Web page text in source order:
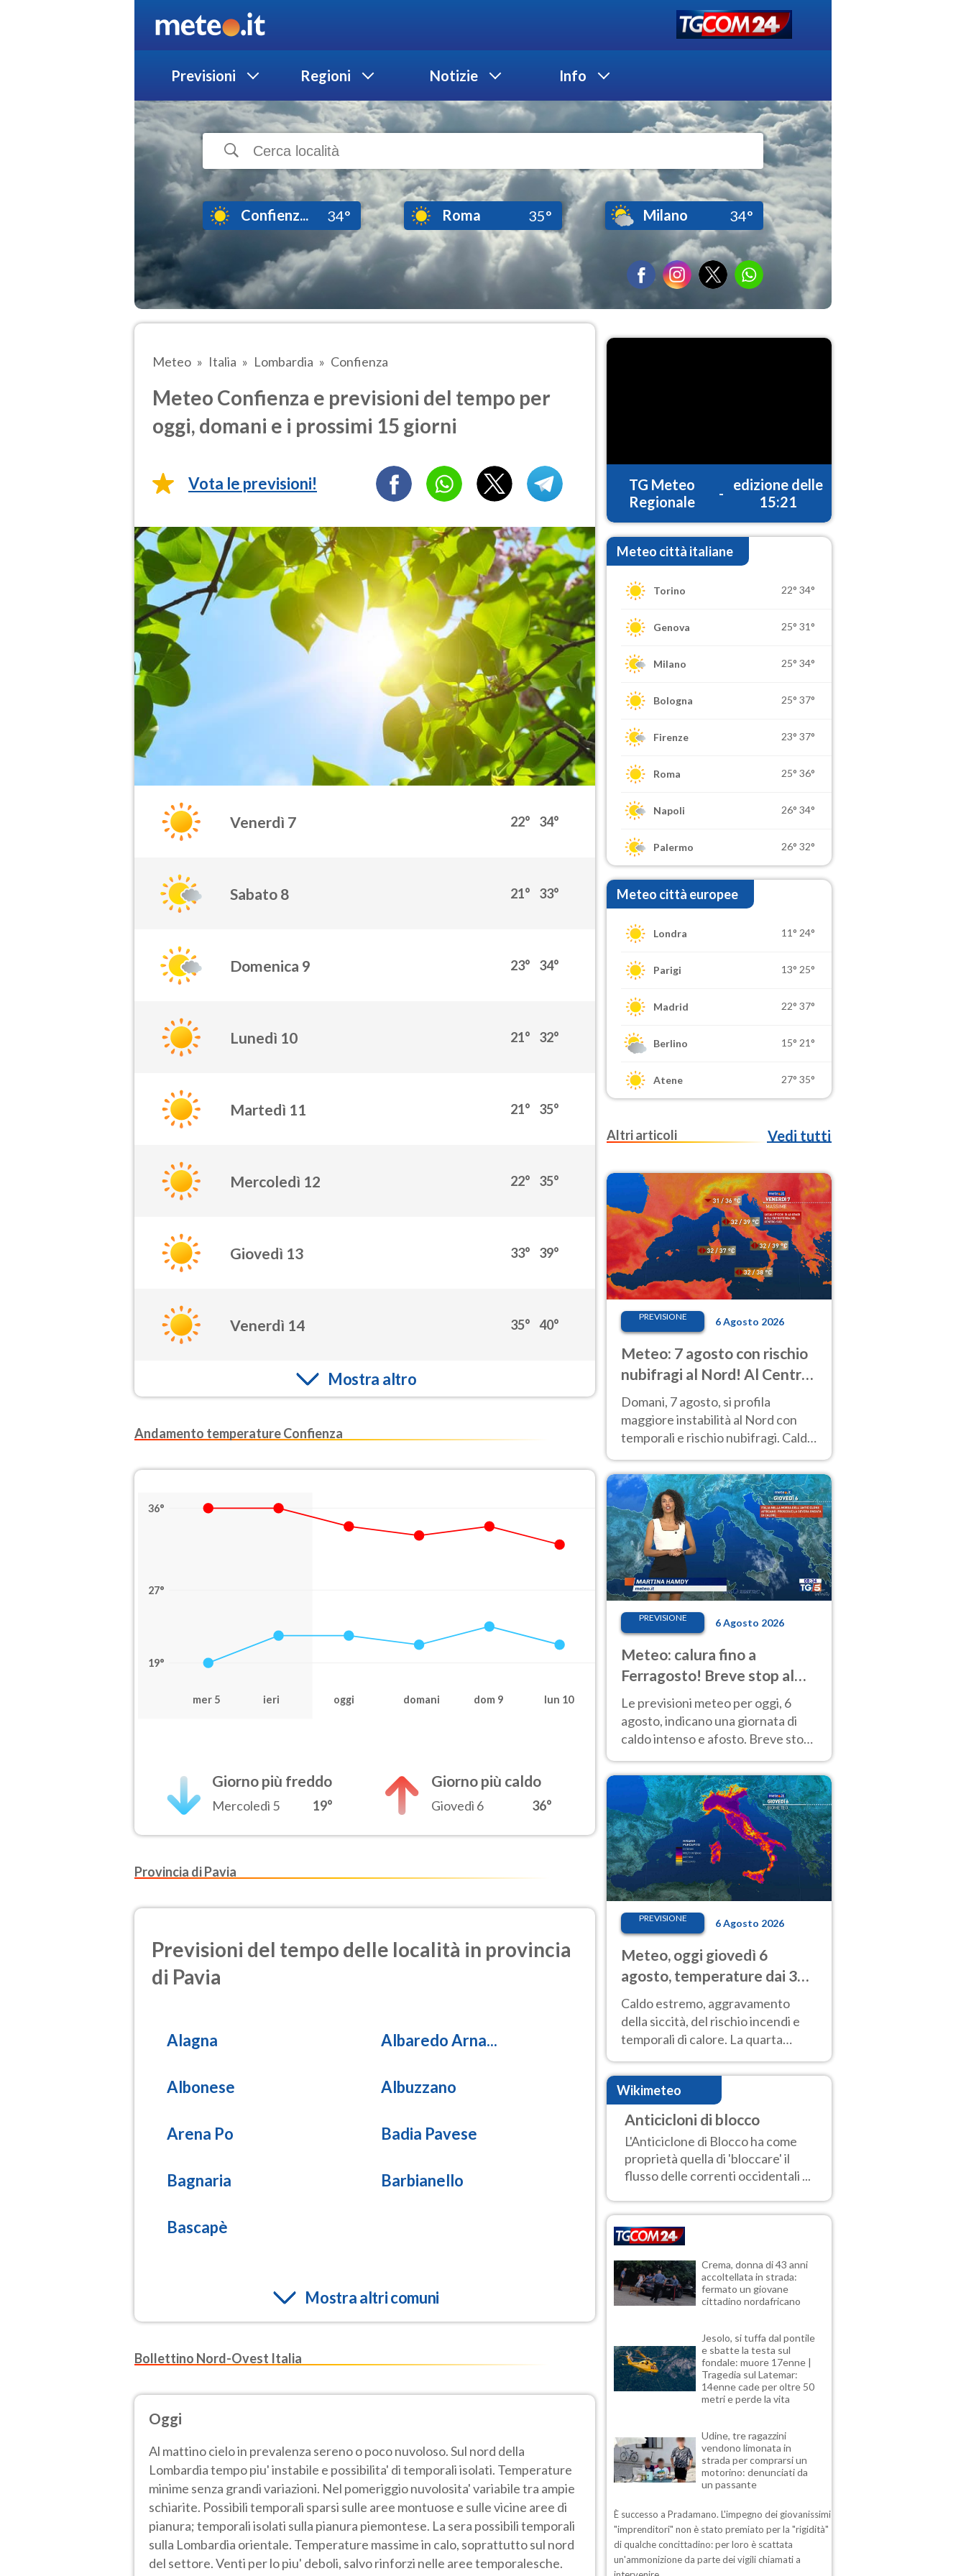
Previsioni Regioni Notizie Info
Confienz... 34° Roma 35° Milano 34°
Meteo Italia Lombardia Confienza
Meteo Confienza e previsioni del tempo per
oggi, domani e i prossimi 15 giorni
Vota le previsioni!
Venerdì 7 22° 34°
Sabato 8 21° 33°
Domenica 9 23° 34°
Lunedì 10 21° 32°
Martedì 11 21° 35°
Mercoledì 12 22° 35°
Giovedì 13 33° 39°
Venerdì 14 35° 40°
Mostra altro
Andamento temperature Confienza
36°
27°
19°
mer 5 ieri oggi domani dom 9 lun 10
Giorno più freddo
Mercoledì 5 19°
Giorno più caldo
Giovedì 6 36°
Provincia di Pavia
Previsioni del tempo delle località in provincia
di Pavia
Alagna Albaredo Arna...
Albonese Albuzzano
Arena Po Badia Pavese
Bagnaria Barbianello
Bascapè
Mostra altri comuni
Bollettino Nord-Ovest Italia
Oggi
Al mattino cielo in prevalenza sereno o poco nuvoloso. Sul nord della
Lombardia tempo piu' instabile e possibilita' di temporali isolati. Temperature
minime senza grandi variazioni. Nel pomeriggio nuvolosita' variabile tra ampie
schiarite. Possibili temporali sparsi sulle aree montuose e sulle vicine aree di
pianura; temporali isolati sulla pianura piemontese. La sera possibili temporali
sulla Lombardia orientale. Temperature massime in calo, soprattutto sul nord
del settore. Venti per lo piu' deboli, salvo rinforzi nelle aree temporalesche.
TG Meteo
Regionale
-
edizione delle
15:21
Meteo città italiane
Torino 22° 34°
Genova 25° 31°
Milano 25° 34°
Bologna 25° 37°
Firenze 23° 37°
Roma 25° 36°
Napoli 26° 34°
Palermo 26° 32°
Meteo città europee
Londra 11° 24°
Parigi 13° 25°
Madrid 22° 37°
Berlino 15° 21°
Atene 27° 35°
Altri articoli Vedi tutti
PREVISIONE 6 Agosto 2026
Meteo: 7 agosto con rischio
nubifragi al Nord! Al Centro-
Sud caldo estremo
Domani, 7 agosto, si profila
maggiore instabilità al Nord con
temporali e rischio nubifragi. Caldo
previsioni.
PREVISIONE 6 Agosto 2026
Meteo: calura fino a
Ferragosto! Breve stop al
Nord tra 7 e 9 agosto
Le previsioni meteo per oggi, 6
agosto, indicano una giornata di
caldo intenso e afosto. Breve stop
Nord.
PREVISIONE 6 Agosto 2026
Meteo, oggi giovedì 6
agosto, temperature dai 33
ai 40 gradi
Caldo estremo, aggravamento
della siccità, del rischio incendi e
temporali di calore. La quarta
intensa ondata di calore non dà
tregua e durerà fino Ferragosto
Wikimeteo
Anticicloni di blocco
L'Anticiclone di Blocco ha come
proprietà quella di 'bloccare' il
flusso delle correnti occidentali ...
Crema, donna di 43 anni
accoltellata in strada:
fermato un giovane
cittadino nordafricano
Jesolo, si tuffa dal pontile
e sbatte la testa sul
fondale: muore 17enne |
Tragedia sul Latemar:
14enne cade per oltre 50
metri e perde la vita
Udine, tre ragazzini
vendono limonata in
strada per comprarsi un
motorino: denunciati da
un passante
È successo a Pradamano. L'impegno dei giovanissimi
"imprenditori" non è stato premiato per la "rigidità"
di qualche concittadino: per loro è scattata
un'ammonizione da parte dei vigili chiamati a